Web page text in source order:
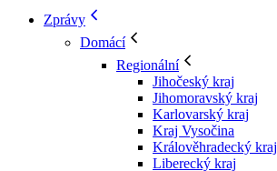
Zprávy
Domácí
Regionální
Jihočeský kraj
Jihomoravský kraj
Karlovarský kraj
Kraj Vysočina
Králověhradecký kraj
Liberecký kraj